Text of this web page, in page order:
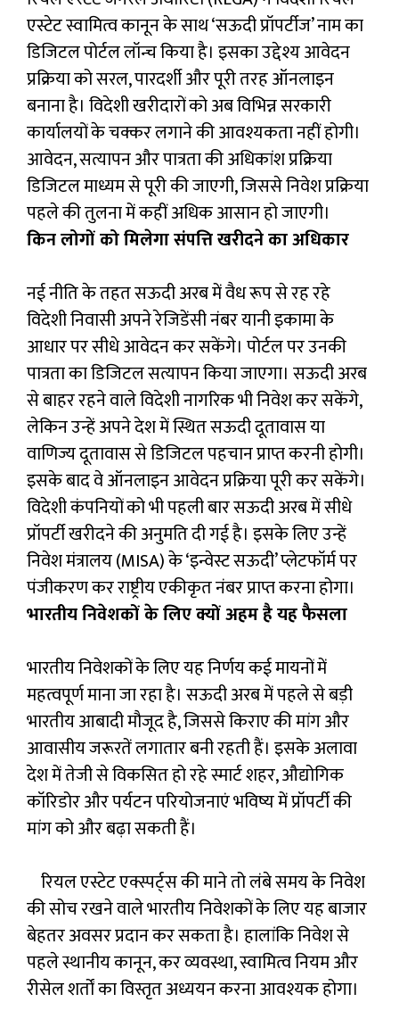
एस्टेट स्वामित्व कानून के साथ ‘सऊदी प्रॉपर्टीज’ नाम का
डिजिटल पोर्टल लॉन्च किया है। इसका उद्देश्य आवेदन
प्रक्रिया को सरल, पारदर्शी और पूरी तरह ऑनलाइन
बनाना है। विदेशी खरीदारों को अब विभिन्न सरकारी
कार्यालयों के चक्कर लगाने की आवश्यकता नहीं होगी।
आवेदन, सत्यापन और पात्रता की अधिकांश प्रक्रिया
डिजिटल माध्यम से पूरी की जाएगी, जिससे निवेश प्रक्रिया
पहले की तुलना में कहीं अधिक आसान हो जाएगी।
किन लोगों को मिलेगा संपत्ति खरीदने का अधिकार
नई नीति के तहत सऊदी अरब में वैध रूप से रह रहे
विदेशी निवासी अपने रेजिडेंसी नंबर यानी इकामा के
आधार पर सीधे आवेदन कर सकेंगे। पोर्टल पर उनकी
पात्रता का डिजिटल सत्यापन किया जाएगा। सऊदी अरब
से बाहर रहने वाले विदेशी नागरिक भी निवेश कर सकेंगे,
लेकिन उन्हें अपने देश में स्थित सऊदी दूतावास या
वाणिज्य दूतावास से डिजिटल पहचान प्राप्त करनी होगी।
इसके बाद वे ऑनलाइन आवेदन प्रक्रिया पूरी कर सकेंगे।
विदेशी कंपनियों को भी पहली बार सऊदी अरब में सीधे
प्रॉपर्टी खरीदने की अनुमति दी गई है। इसके लिए उन्हें
निवेश मंत्रालय (MISA) के ‘इन्वेस्ट सऊदी’ प्लेटफॉर्म पर
पंजीकरण कर राष्ट्रीय एकीकृत नंबर प्राप्त करना होगा।
भारतीय निवेशकों के लिए क्यों अहम है यह फैसला
भारतीय निवेशकों के लिए यह निर्णय कई मायनों में
महत्वपूर्ण माना जा रहा है। सऊदी अरब में पहले से बड़ी
भारतीय आबादी मौजूद है, जिससे किराए की मांग और
आवासीय जरूरतें लगातार बनी रहती हैं। इसके अलावा
देश में तेजी से विकसित हो रहे स्मार्ट शहर, औद्योगिक
कॉरिडोर और पर्यटन परियोजनाएं भविष्य में प्रॉपर्टी की
मांग को और बढ़ा सकती हैं।
रियल एस्टेट एक्स्पर्ट्स की माने तो लंबे समय के निवेश
की सोच रखने वाले भारतीय निवेशकों के लिए यह बाजार
बेहतर अवसर प्रदान कर सकता है। हालांकि निवेश से
पहले स्थानीय कानून, कर व्यवस्था, स्वामित्व नियम और
रीसेल शर्तों का विस्तृत अध्ययन करना आवश्यक होगा।